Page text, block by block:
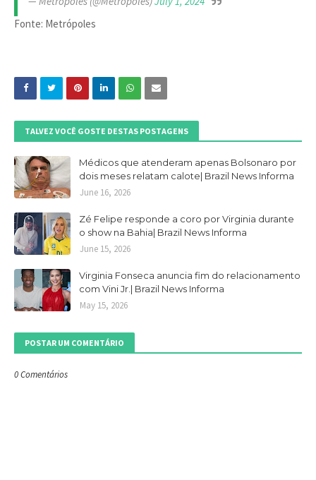
Fonte: Metrópoles
TALVEZ VOCÊ GOSTE DESTAS POSTAGENS
Médicos que atenderam apenas Bolsonaro por
dois meses relatam calote| Brazil News Informa
June 16, 2026
Zé Felipe responde a coro por Virginia durante
o show na Bahia| Brazil News Informa
June 15, 2026
Virginia Fonseca anuncia fim do relacionamento
com Vini Jr.| Brazil News Informa
May 15, 2026
POSTAR UM COMENTÁRIO
0 Comentários